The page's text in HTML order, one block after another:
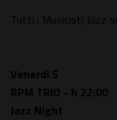
Tutti i Musicisti Jazz
Venerdì 5
RPM TRIO - h 22:00
Jazz Night